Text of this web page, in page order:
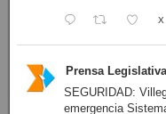
X
Prensa Legislativa
SEGURIDAD:
emergencia